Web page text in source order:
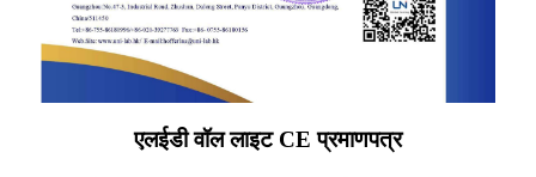
एलईडी वॉल लाइट CE प्रमाणपत्र